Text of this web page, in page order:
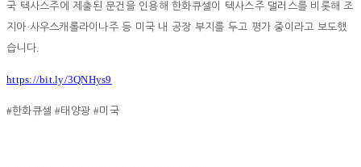
국 텍사스주에 제출된 문건을 인용해 한화큐셀이 텍사스주 댈러스를 비롯해 조
지아·사우스캐롤라이나주 등 미국 내 공장 부지를 두고 평가 중이라고 보도했
습니다.
https://bit.ly/3QNHys9
#한화큐셀#태양광#미국